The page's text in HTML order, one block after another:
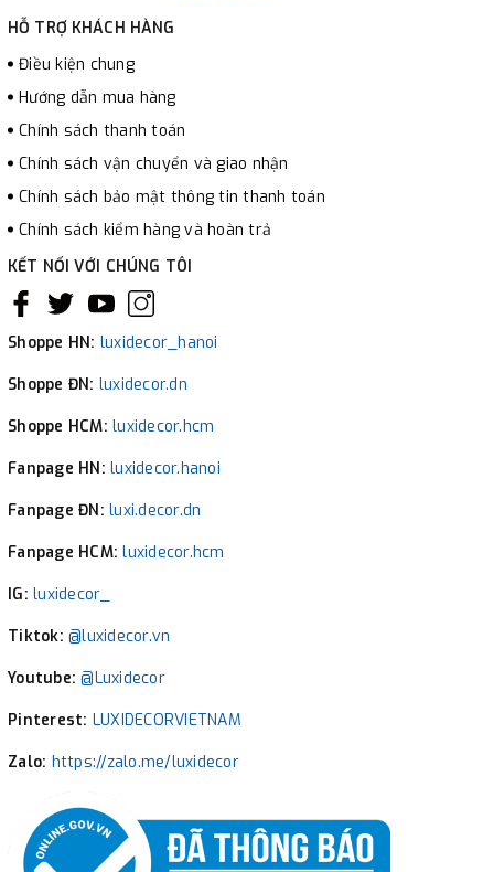
HỖ TRỢ KHÁCH HÀNG
Điều kiện chung
Hướng dẫn mua hàng
Chính sách thanh toán
Chính sách vận chuyển và giao nhận
Chính sách bảo mật thông tin thanh toán
Chính sách kiểm hàng và hoàn trả
KẾT NỐI VỚI CHÚNG TÔI
Shoppe HN: luxidecor_hanoi
Shoppe ĐN: luxidecor.dn
Shoppe HCM: luxidecor.hcm
Fanpage HN: luxidecor.hanoi
Fanpage ĐN: luxi.decor.dn
Fanpage HCM:luxidecor.hcm
IG: luxidecor_
Tiktok: @luxidecor.vn
Youtube:@Luxidecor
Pinterest: LUXIDECORVIETNAM
Zalo: https://zalo.me/luxidecor